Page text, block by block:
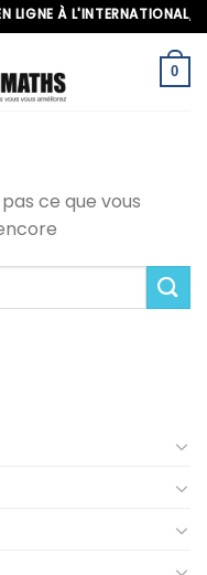
À L'INTERNATIONAL,
0
ce que vous